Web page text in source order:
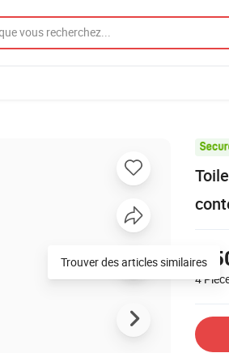
2
4
Trouver des articles similaires